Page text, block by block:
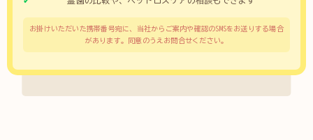
お掛けいただいた携帯番号宛に、当社からご案内や確認のSMSをお送りする場合
があります。同意のうえお問合せください。